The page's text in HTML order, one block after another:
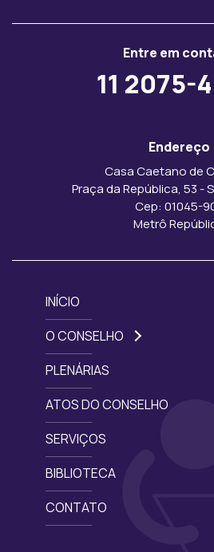
Entre em
11 2075-
Endereço
Casa Caetano de
Praça da República, 53 -
Cep: 01045-
Metrô
INÍCIO
O CONSELHO
PLENÁRIAS
ATOS DO CONSELHO
SERVIÇOS
BIBLIOTECA
CONTATO